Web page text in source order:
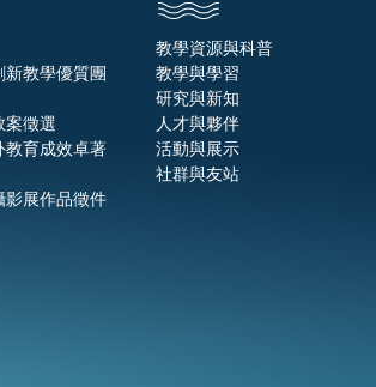
新教學優質團
案徵選
教育成效卓著
影展作品徵件
教學資源與科普
教學與學習
研究與新知
人才與夥伴
活動與展示
社群與友站